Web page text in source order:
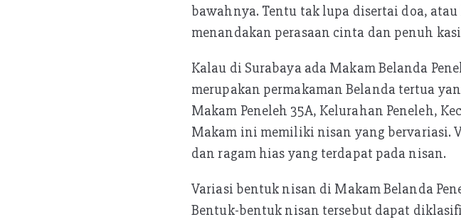
bawahnya. Tentu tak lupa disertai doa,
menandakan perasaan cinta dan penuh
Kalau di Surabaya ada Makam Belanda
merupakan permakaman Belanda tertua
Makam Peneleh 35A, Kelurahan Peneleh,
Makam ini memiliki nisan yang bervariasi.
dan ragam hias yang terdapat pada nisan.
Variasi bentuk nisan di Makam Belanda
Bentuk-bentuk nisan tersebut dapat